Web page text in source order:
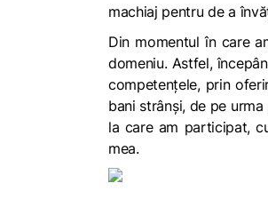
machiaj pentru de a
Din momentul în care
domeniu. Astfel,
competențele, prin
bani strânși, de pe
la care am participat,
mea.